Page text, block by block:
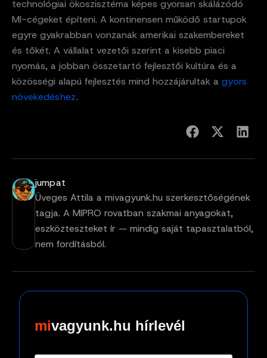
technológiai ökoszisztéma képes gyorsan skálázódó
MI-cégeket építeni. A kontinensen működő startupok
egyre gyakrabban vonzanak amerikai szakembereket
és tőkét. A vállalat vezetői szerint a kisebb piaci
nyomás, a jobban összetartó fejlesztői kultúra és a
közösségi alapú fejlesztés mind hozzájárultak a gyors
növekedéshez.
jumpat
Üveges Attila a mivagyunk.hu szerkesztőségének
tagja. A MIPRO rovatban szakmai anyagokat,
eszközteszteket ír — mindig saját tapasztalatból,
nem fordításból.
vagyunk.hu hírlevél